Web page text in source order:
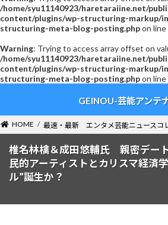
/home/syu11140923/haretaraiine.net/
content/plugins/wp-structuring-markup/
structuring-meta-blog-posting.phpon line
Warning: Trying to access array offset on
/home/syu11140923/haretaraiine.net/
content/plugins/wp-structuring-markup/
structuring-meta-blog-posting.phpon line
ン
ツ
ー
シ
GEINOU-芸能アンテ
HOME 最速・最新 エンタメ芸能ニュースコ
椎名林檎＆成田悠輔氏 親密デー
民的アーティストとカリスマ経済
ル”誕生か？